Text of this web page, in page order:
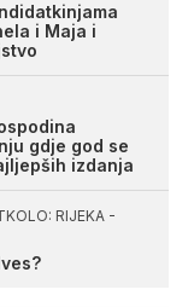
i Maja i
gdje god se
izdanja
RIJEKA -